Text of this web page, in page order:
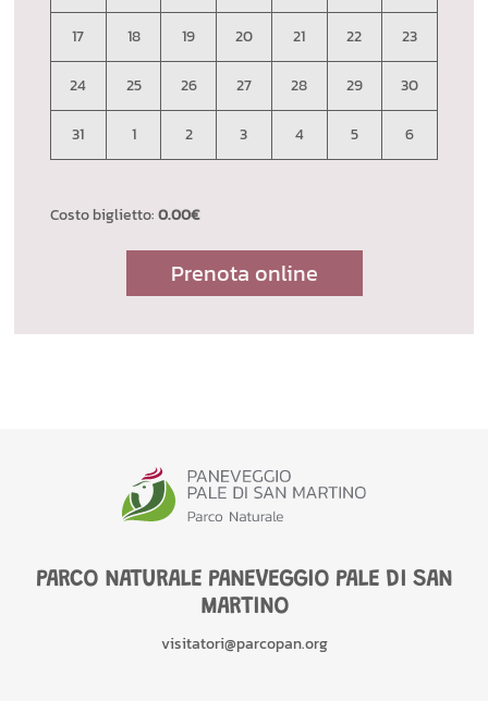
17 18 19 20 21 22 23
24 25 26 27 28 29 30
31 1 2 3 4 5 6
Costo biglietto:0.00€
Prenota online
PARCO NATURALE PANEVEGGIO PALE DI SAN
MARTINO
visitatori@parcopan.org